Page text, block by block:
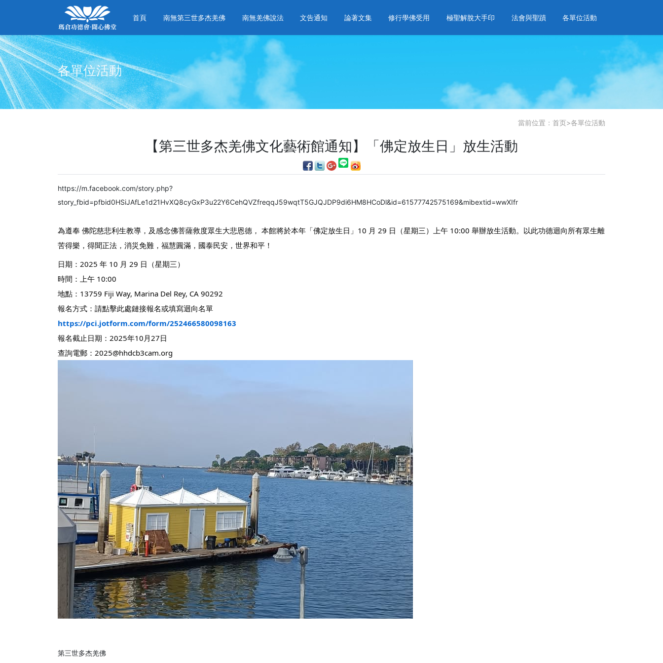
首頁 南無第三世多杰羌佛 南無羌佛說法 文告通知 論著文集 修行學佛受用 極聖解脫大手印 法會與聖蹟 各單位活動
各單位活動
當前位置： 首页>各單位活動
【第三世多杰羌佛文化藝術館通知】「佛定放生日」放生活動
https://m.facebook.com/story.php?
story_fbid=pfbid0HSiJAfLe1d21HvXQ8cyGxP3u22Y6CehQVZfreqqJ59wqtT5GJQJDP9di6HM8HCoDl&id=61577742575169&mibextid=wwXIfr
為遵奉 佛陀慈悲利生教導，及感念佛菩薩救度眾生大悲恩德， 本館將於本年「佛定放生日」10 月 29 日（星期三）上午 10:00 舉辦放生活動。以此功德迴向所有眾生離
苦得樂，得聞正法，消災免難，福慧圓滿，國泰民安，世界和平！
日期：2025 年 10 月 29 日（星期三）
時間：上午 10:00
地點：13759 Fiji Way, Marina Del Rey, CA 90292
報名方式：請點擊此處鏈接報名或填寫迴向名單
https://pci.jotform.com/form/252466580098163
報名截止日期：2025年10月27日
查詢電郵： 2025@hhdcb3cam.org
第三世多杰羌佛